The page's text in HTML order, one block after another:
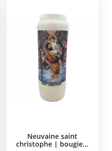
neuvaine saint
christophe | bougie...